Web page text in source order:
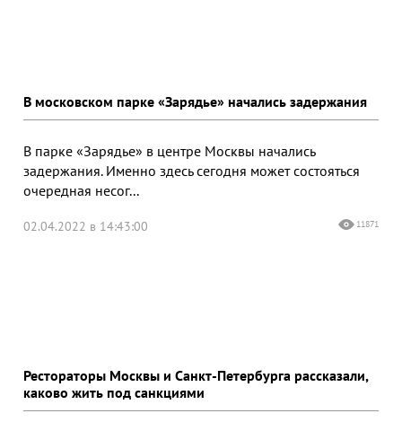
В московском парке «Зарядье» начались задержания
В парке «Зарядье» в центре Москвы начались
задержания. Именно здесь сегодня может состояться
очередная несог...
02.04.2022 в 14:43:00 11871
Рестораторы Москвы и Санкт-Петербурга рассказали,
каково жить под санкциями